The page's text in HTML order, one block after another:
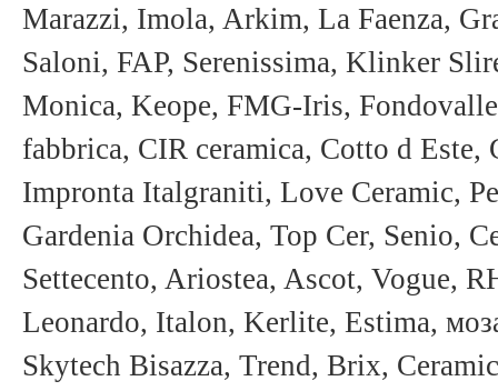
Marazzi, Imola, Arkim, La Faenza,
Saloni, FAP, Serenissima, Klinker
Monica, Keope, FMG-Iris,
fabbrica, CIR ceramica, Cotto d
Impronta Italgraniti, Love Ceramic,
Gardenia Orchidea, Top Cer, Senio,
Settecento, Ariostea, Ascot, Vogue,
Leonardo, Italon, Kerlite, Estima,
Skytech Bisazza, Trend, Brix,